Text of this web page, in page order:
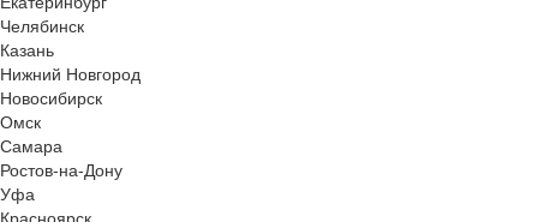
Челябинск
Казань
Нижний Новгород
Новосибирск
Омск
Самара
Ростов-на-Дону
Уфа